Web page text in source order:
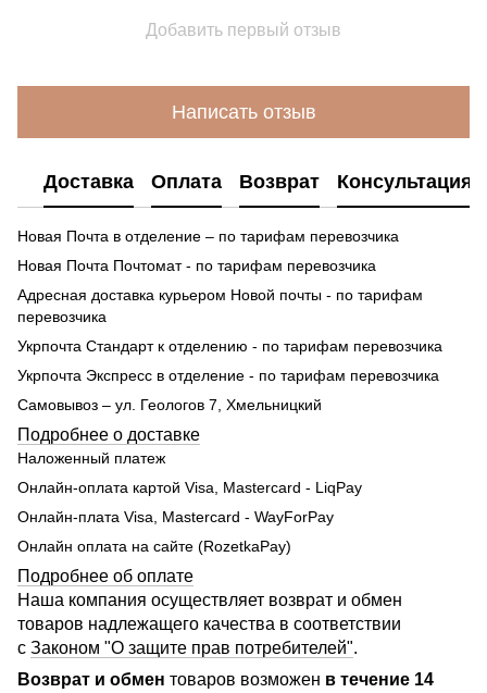
Добавить первый отзыв
Написать отзыв
Доставка Оплата Возврат Консультация
Новая Почта в отделение – по тарифам перевозчика
Новая Почта Почтомат - по тарифам перевозчика
Адресная доставка курьером Новой почты - по тарифам
перевозчика
Укрпочта Стандарт к отделению - по тарифам перевозчика
Укрпочта Экспресс в отделение - по тарифам перевозчика
Самовывоз – ул. Геологов 7, Хмельницкий
Подробнее о доставке
Наложенный платеж
Онлайн-оплата картой Visa, Mastercard - LiqPay
Онлайн-плата Visa, Mastercard - WayForPay
Онлайн оплата на сайте (RozetkaPay)
Подробнее об оплате
Наша компания осуществляет возврат и обмен
товаров надлежащего качества в соответствии
с Законом "О защите прав потребителей".
Возврат и обмен товаров возможен в течение 14